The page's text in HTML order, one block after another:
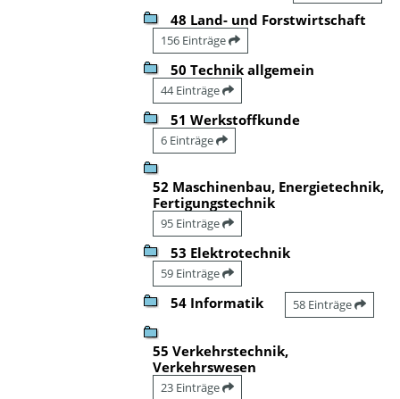
48 Land- und Forstwirtschaft
156 Einträge
50 Technik allgemein
44 Einträge
51 Werkstoffkunde
6 Einträge
52 Maschinenbau, Energietechnik,
Fertigungstechnik
95 Einträge
53 Elektrotechnik
59 Einträge
54 Informatik 58 Einträge
55 Verkehrstechnik,
Verkehrswesen
23 Einträge